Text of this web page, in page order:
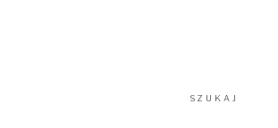
SZUKAJ